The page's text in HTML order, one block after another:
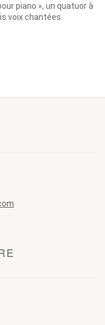
piano », un quatuor à
voix chantées.